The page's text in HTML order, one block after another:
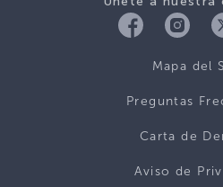
Mapa del
Preguntas
Carta de
Aviso de